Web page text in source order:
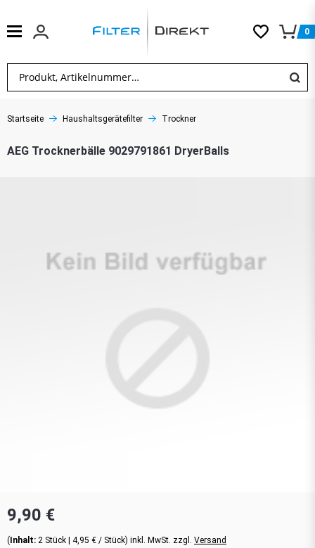
0
Startseite Haushaltsgerätefilter Trockner
AEG Trocknerbälle 9029791861 DryerBalls
9,90 €
(Inhalt: 2 Stück | 4,95 € / Stück) inkl. MwSt. zzgl. Versand